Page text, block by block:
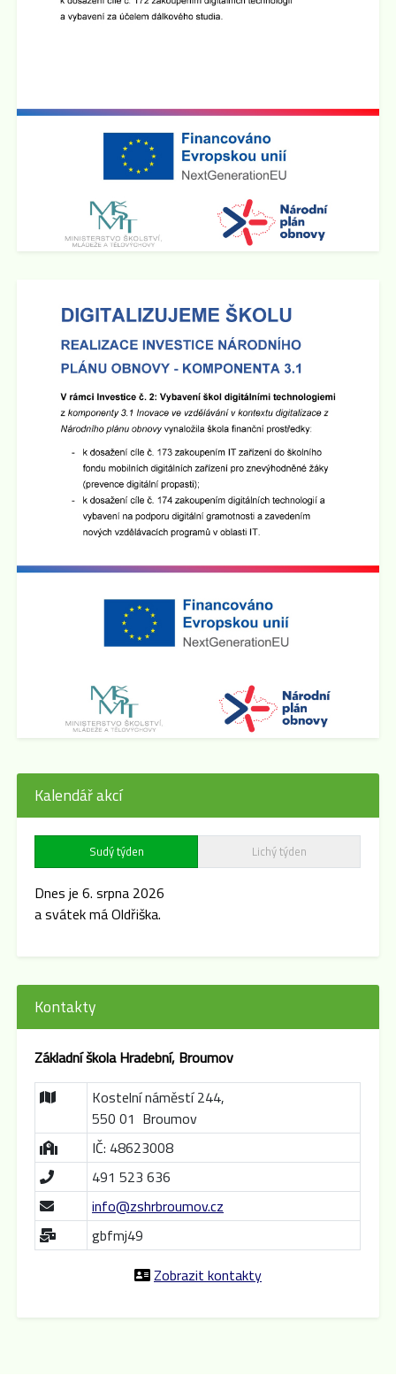
Kalendář akcí
Sudý týden Lichý týden
Dnes je 6. srpna 2026
a svátek má Oldřiška.
Kontakty
Základní škola Hradební, Broumov
Kostelní náměstí 244,
550 01 Broumov
IČ: 48623008
491 523 636
info@zshrbroumov.cz
gbfmj49
Zobrazit kontakty